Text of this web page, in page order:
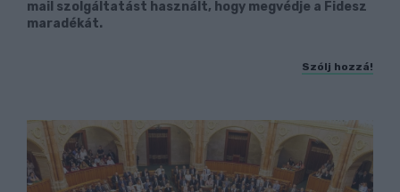
mail szolgáltatást használt, hogy megvédje a Fidesz
maradékát.
Szólj hozzá!